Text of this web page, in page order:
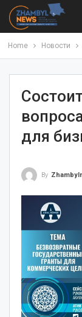
Home Новости
для
By